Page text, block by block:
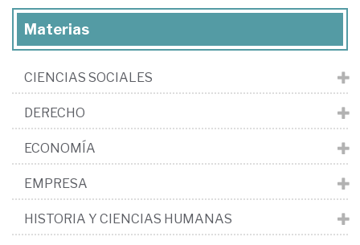
Materias
CIENCIAS SOCIALES
DERECHO
ECONOMÍA
EMPRESA
HISTORIA Y CIENCIAS HUMANAS